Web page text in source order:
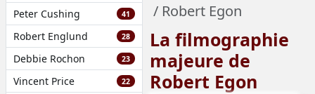
Peter Cushing 41
Robert Englund 28
Debbie Rochon 23
Vincent Price 22
Robert Egon
La filmographie
majeure de
Robert Egon